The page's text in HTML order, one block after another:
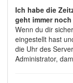
Ich habe die
geht immer
Wenn du dir
eingestellt hast
die Uhr des
Administrator,